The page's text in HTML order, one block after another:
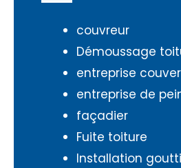
couvreur
Démoussage
entreprise
entreprise de
façadier
Fuite toiture
Installation